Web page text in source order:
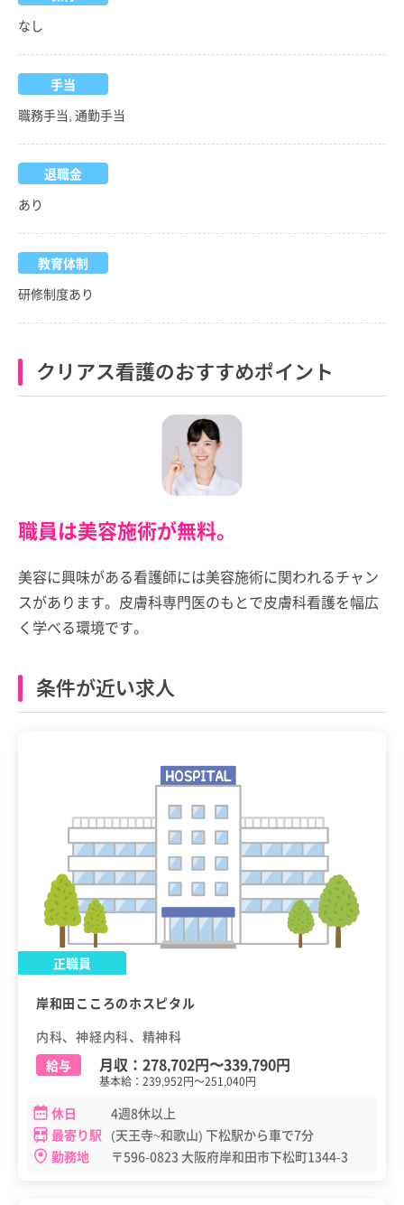
なし
手当
職務手当, 通勤手当
退職金
あり
教育体制
研修制度あり
クリアス看護のおすすめポイント
職員は美容施術が無料。
美容に興味がある看護師には美容施術に関われるチャン
スがあります。皮膚科専門医のもとで皮膚科看護を幅広
く学べる環境です。
条件が近い求人
正職員
岸和田こころのホスピタル
内科、神経内科、精神科
給与
月収： 278,702円〜339,790円
基本給：239,952円～251,040円
休日
4週8休以上
最寄り駅 (天王寺~和歌山) 下松駅から車で7分
勤務地
〒596-0823 大阪府岸和田市下松町1344-3